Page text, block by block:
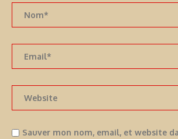
Sauver mon nom, email, et website